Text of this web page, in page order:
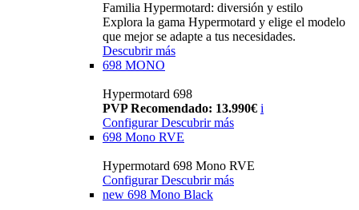
Familia Hypermotard: diversión y estilo
Explora la gama Hypermotard y elige el modelo
que mejor se adapte a tus necesidades.
Descubrir más
698 MONO
Hypermotard 698
PVP Recomendado: 13.990€ i
ConfigurarDescubrir más
698 Mono RVE
Hypermotard 698 Mono RVE
Configurar Descubrir más
new 698 Mono Black